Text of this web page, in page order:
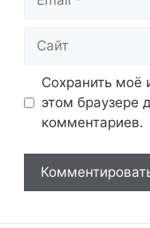
Сайт
Сохранить моё
этом браузере
комментариев.